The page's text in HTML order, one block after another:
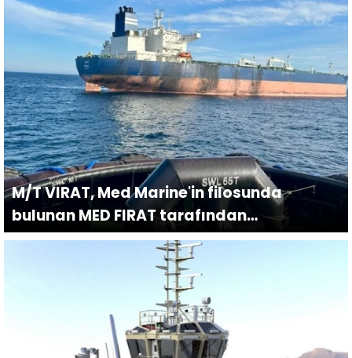
M/T VIRAT, Med Marine'in filosunda
bulunan MED FIRAT tarafından
yedeklenerek Türkeli demir sahasına